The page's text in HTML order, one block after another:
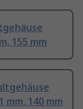
155 mm
mm, 140 mm